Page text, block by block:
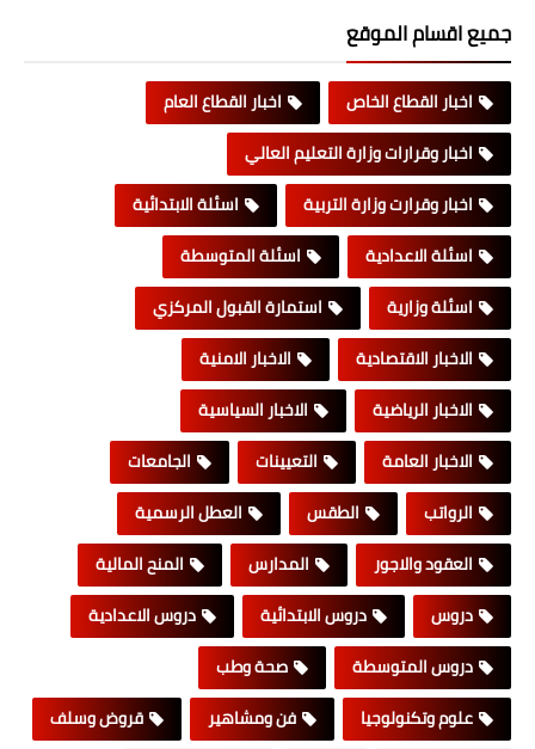
جميع اقسام الموقع
اخبار القطاع الخاص
اخبار القطاع العام
اخبار وقرارات وزارة التعليم العالي
اخبار وقرارت وزارة التربية
اسئلة الابتدائية
اسئلة الاعدادية
اسئلة المتوسطة
اسئلة وزارية
استمارة القبول المركزي
الاخبار الاقتصادية
الاخبار الامنية
الاخبار الرياضية
الاخبار السياسية
الاخبار العامة
التعيينات
الجامعات
الرواتب
الطقس
العطل الرسمية
العقود والاجور
المدارس
المنح المالية
دروس
دروس الابتدائية
دروس الاعدادية
دروس المتوسطة
صحة وطب
علوم وتكنولوجيا
فن ومشاهير
قروض وسلف